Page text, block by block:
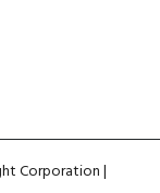
Corporation |